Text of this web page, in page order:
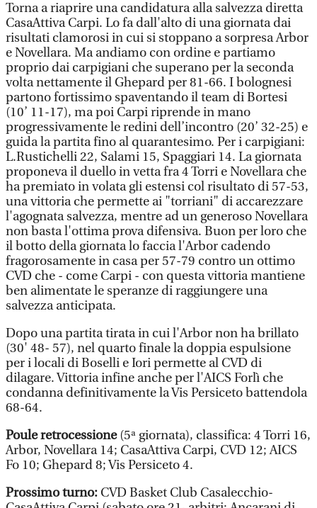
Torna a riaprire una candidatura alla salvezza diretta
CasaAttiva Carpi. Lo fa dall'alto di una giornata dai
risultati clamorosi in cui si stoppano a sorpresa Arbor
e Novellara. Ma andiamo con ordine e partiamo
proprio dai carpigiani che superano per la seconda
volta nettamente il Ghepard per 81-66. I bolognesi
partono fortissimo spaventando il team di Bortesi
(10’ 11-17), ma poi Carpi riprende in mano
progressivamente le redini dell’incontro (20’ 32-25) e
guida la partita fino al quarantesimo. Per i carpigiani:
L.Rustichelli 22, Salami 15, Spaggiari 14. La giornata
proponeva il duello in vetta fra 4 Torri e Novellara che
ha premiato in volata gli estensi col risultato di 57-53,
una vittoria che permette ai "torriani" di accarezzare
l'agognata salvezza, mentre ad un generoso Novellara
non basta l'ottima prova difensiva. Buon per loro che
il botto della giornata lo faccia l'Arbor cadendo
fragorosamente in casa per 57-79 contro un ottimo
CVD che - come Carpi - con questa vittoria mantiene
ben alimentate le speranze di raggiungere una
salvezza anticipata.
Dopo una partita tirata in cui l'Arbor non ha brillato
(30' 48- 57), nel quarto finale la doppia espulsione
per i locali di Boselli e Iori permette al CVD di
dilagare. Vittoria infine anche per l'AICS Forlì che
condanna definitivamente la Vis Persiceto battendola
68-64.
Poule retrocessione(5ª giornata), classifica: 4 Torri 16,
Arbor, Novellara 14; CasaAttiva Carpi, CVD 12; AICS
Fo 10; Ghepard 8; Vis Persiceto 4.
Prossimo turno: CVD Basket Club Casalecchio-